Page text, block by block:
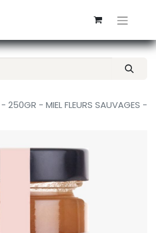
250GR - MIEL FLEURS SAUVAGES -